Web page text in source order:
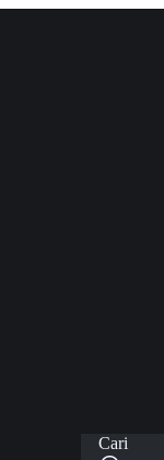
Cari